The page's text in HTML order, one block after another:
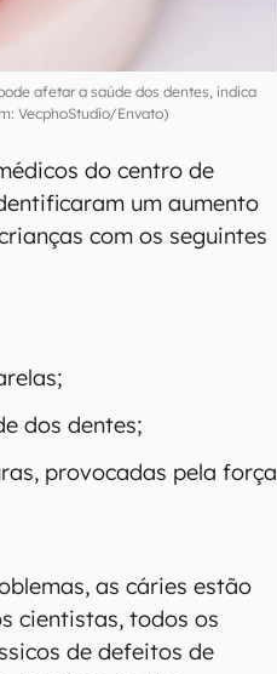
afetar a saúde dos dentes, indica
VecphoStudio/Envato)
do centro de
um aumento
com os seguintes
dos dentes;
provocadas pela força